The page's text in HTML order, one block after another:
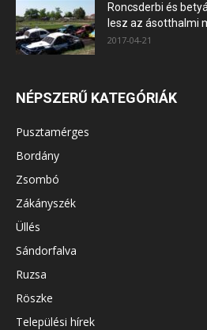
Roncsderbi és
lesz az ásotthalmi
2017-04-21
NÉPSZERŰ KATEGÓRIÁK
Pusztamérges
Bordány
Zsombó
Zákányszék
Üllés
Sándorfalva
Ruzsa
Röszke
Települési hírek